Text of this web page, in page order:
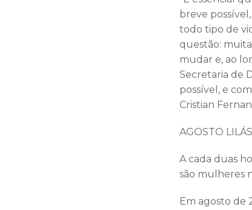
breve
todo tipo de
questão:
mudar e, ao
Secretaria de
possível, e
Cristian
AGOSTO LILÁS
A cada duas
são mulheres
Em agosto de